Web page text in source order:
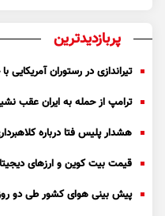
پربازدیدترین
تیراندازی در رستوران آمریکایی با حداقل ۳
ترامپ از حمله به ایران عقب
هشدار پلیس فتا درباره
قیمت بیت کوین و ارز‌های دیجیتال امروز
پیش بینی هوای کشور طی دو روز